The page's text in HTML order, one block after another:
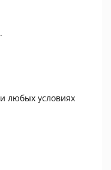
любых условиях